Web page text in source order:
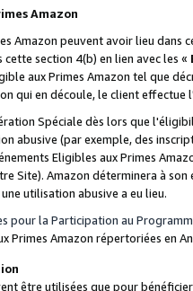
Amazon
Amazon peuvent avoir lieu dans
section 4(b) en lien avec les «
aux Primes Amazon tel que
qui en découle, le client
Spéciale dès lors que
abusive (par exemple, des
Eligibles aux Primes
Site). Amazon déterminera à
utilisation abusive a eu lieu.
pour la Participation au
Primes Amazon répertoriées en
être utilisées que pour